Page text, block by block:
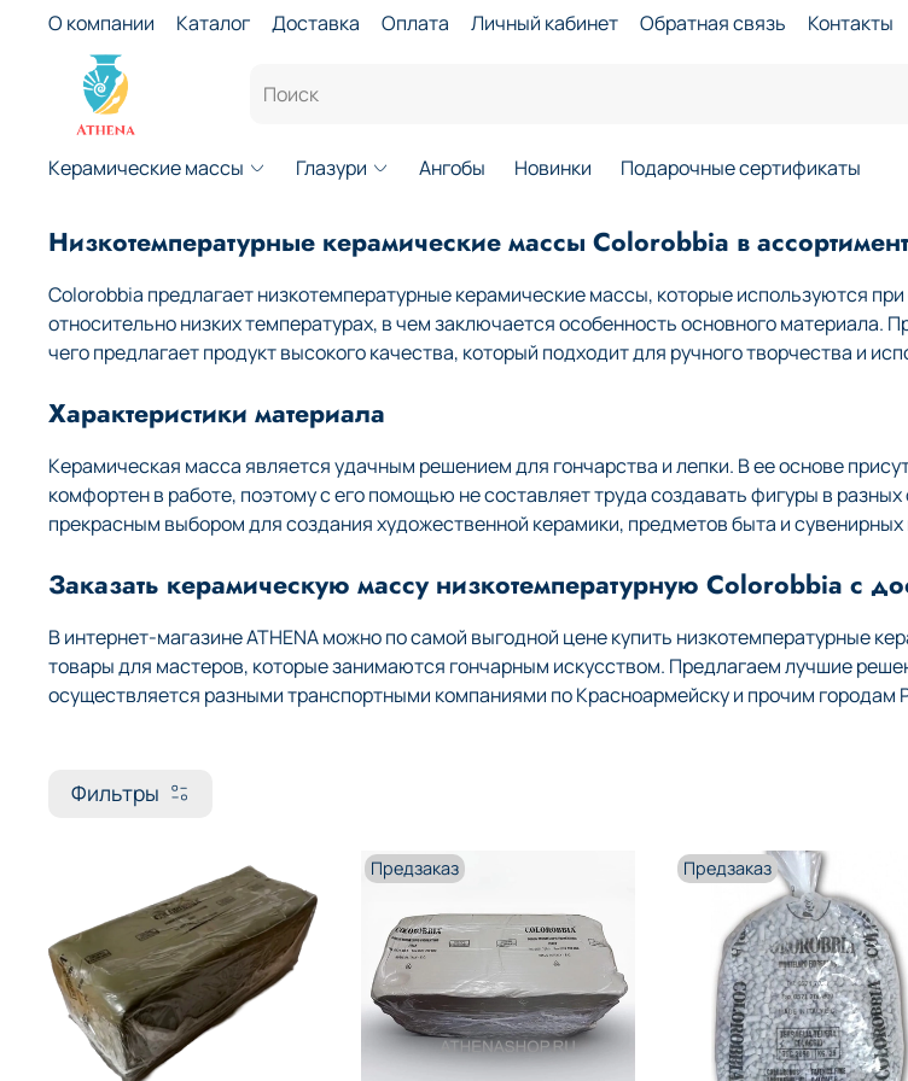
О компании Каталог Доставка Оплата Личный кабинет Обратная связь Контакты
Керамические массы Глазури Ангобы Новинки Подарочные сертификаты
Низкотемпературные керамические массы Colorobbia в
Colorobbia предлагает низкотемпературные керамические массы, которые используются
относительно низких температурах, в чем заключается особенность основного материала.
чего предлагает продукт высокого качества, который подходит для ручного творчества и
Характеристики материала
Керамическая масса является удачным решением для гончарства и лепки. В ее основе
комфортен в работе, поэтому с его помощью не составляет труда создавать фигуры в
прекрасным выбором для создания художественной керамики, предметов быта и сувенирных
Заказать керамическую массу низкотемпературную Colorobbia с
В интернет-магазине ATHENA можно по самой выгодной цене купить низкотемпературные
товары для мастеров, которые занимаются гончарным искусством. Предлагаем лучшие
осуществляется разными транспортными компаниями по Красноармейску и прочим городам
Фильтры
Предзаказ Предзаказ